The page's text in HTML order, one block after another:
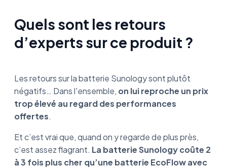
Quels sont les retours
d’experts sur ce produit ?
Les retours sur la batterie Sunology sont plutôt
négatifs… Dans l'ensemble, on lui reproche un prix
trop élevé au regard des performances
offertes.
Et c’est vrai que, quand on y regarde de plus près,
c’est assez flagrant. La batterie Sunology coûte 2
à 3 fois plus cher qu’une batterie EcoFlow avec